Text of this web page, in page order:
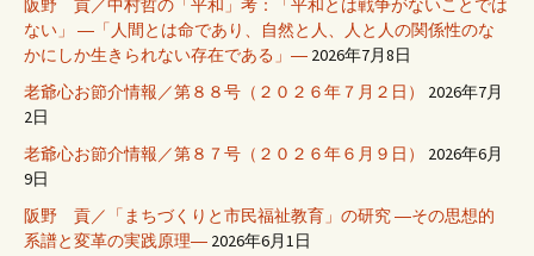
阪野 貢／中村哲の「平和」考：「平和とは戦争がないことでは
ない」 ―「人間とは命であり、自然と人、人と人の関係性のな
かにしか生きられない存在である」― 2026年7月8日
老爺心お節介情報／第８８号（２０２６年７月２日）
2026年7月
2日
老爺心お節介情報／第８７号（２０２６年６月９日）
2026年6月
9日
阪野 貢／「まちづくりと市民福祉教育」の研究 ―その思想的
系譜と変革の実践原理― 2026年6月1日